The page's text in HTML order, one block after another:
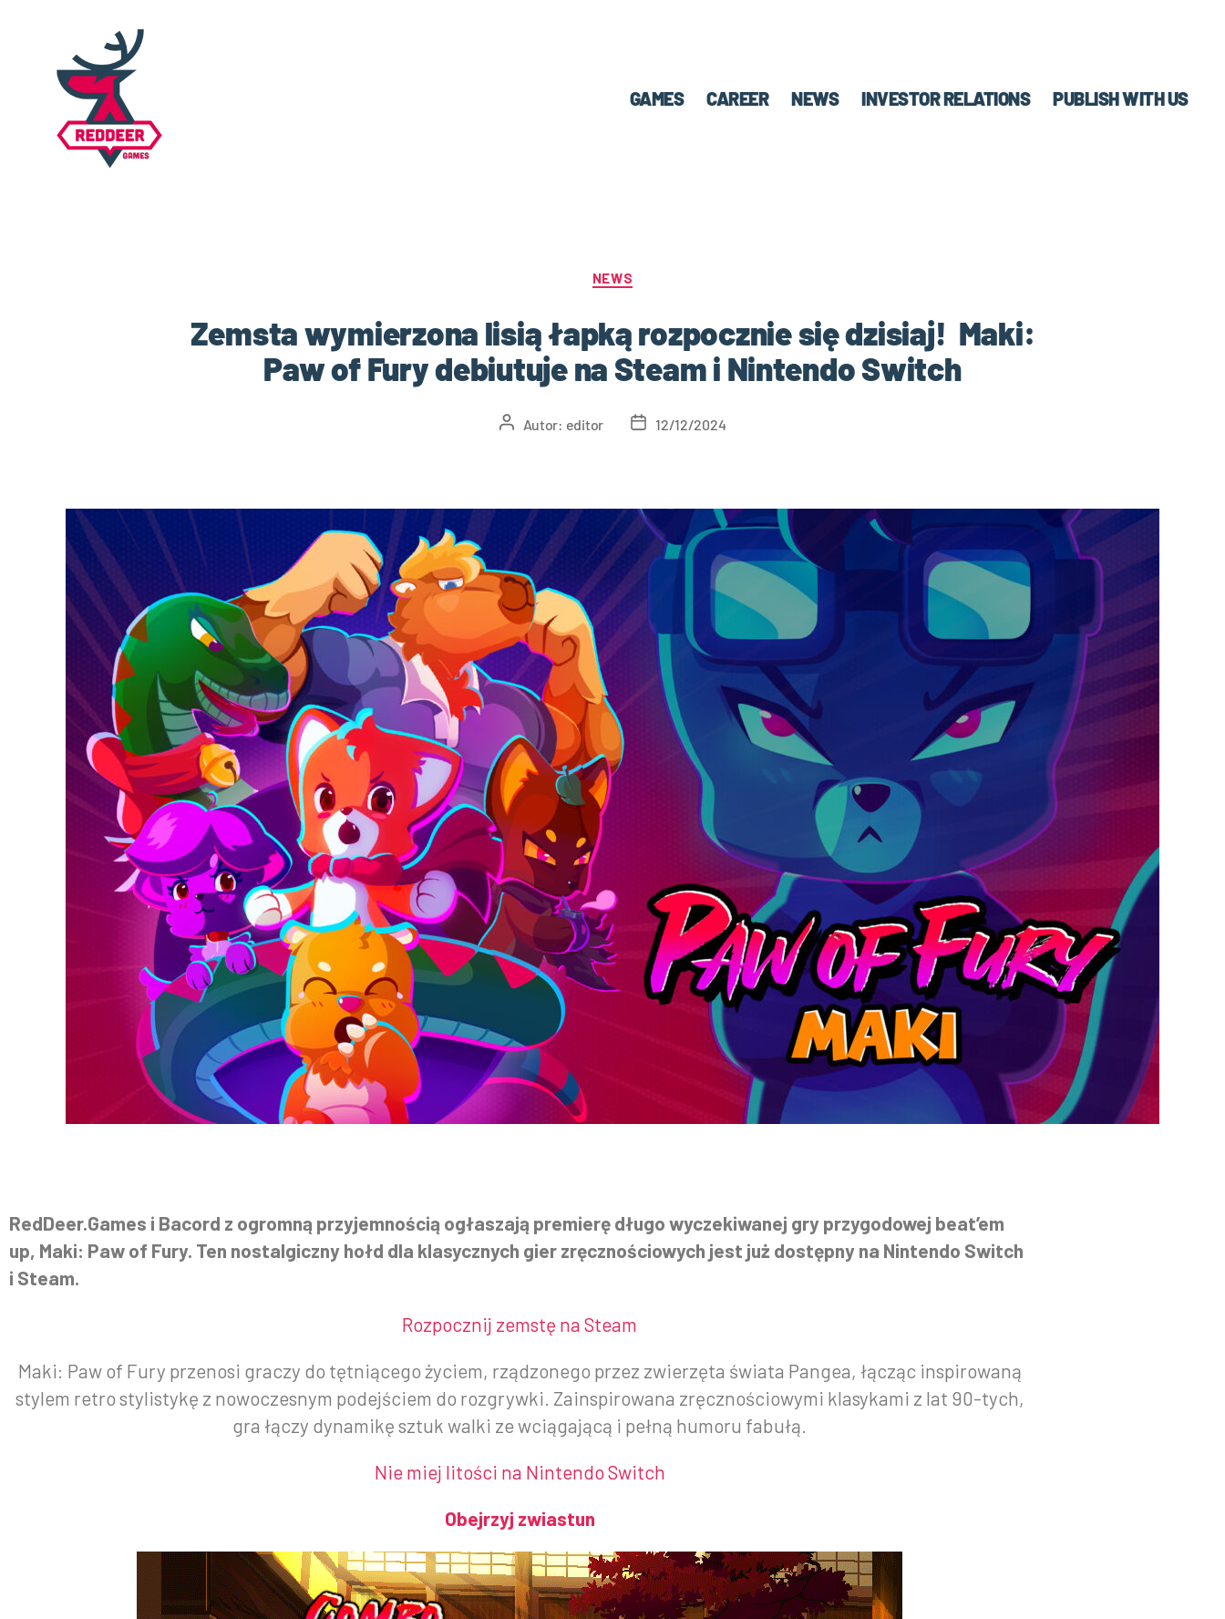
GAMES CAREER NEWS INVESTOR RELATIONS PUBLISH WITH US
NEWS
Zemsta wymierzona lisią łapką rozpocznie się dzisiaj! Maki:
Paw of Fury debiutuje na Steam i Nintendo Switch
Autor: editor 12/12/2024
RedDeer.Games i Bacord z ogromną przyjemnością ogłaszają premierę długo wyczekiwanej gry przygodowej beat’em
up, Maki: Paw of Fury. Ten nostalgiczny hołd dla klasycznych gier zręcznościowych jest już dostępny na Nintendo Switch
i Steam.
Rozpocznij zemstę na Steam
Maki: Paw of Fury przenosi graczy do tętniącego życiem, rządzonego przez zwierzęta świata Pangea, łącząc inspirowaną
stylem retro stylistykę z nowoczesnym podejściem do rozgrywki. Zainspirowana zręcznościowymi klasykami z lat 90-tych,
gra łączy dynamikę sztuk walki ze wciągającą i pełną humoru fabułą.
Nie miej litości na Nintendo Switch
Obejrzyj zwiastun